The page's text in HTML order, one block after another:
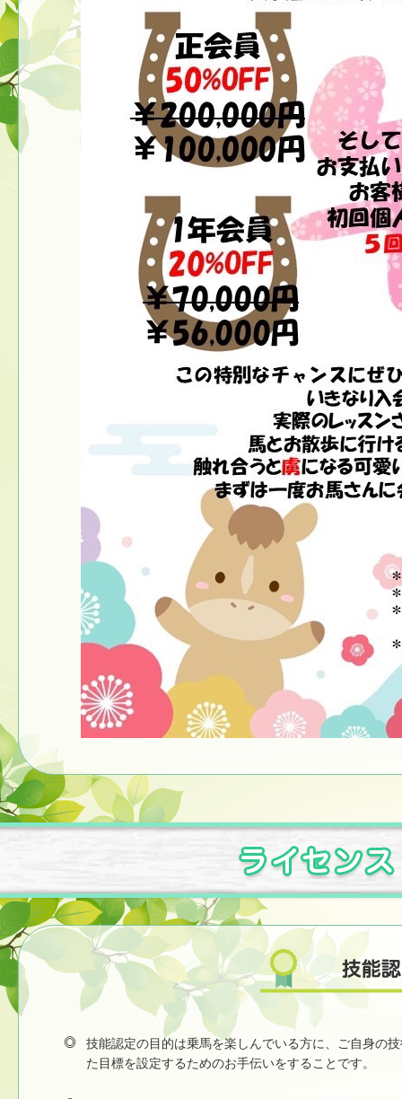
技能認定の目的は乗馬を楽しんでいる方に、ご自身の
た目標を設定するためのお手伝いをすることです。